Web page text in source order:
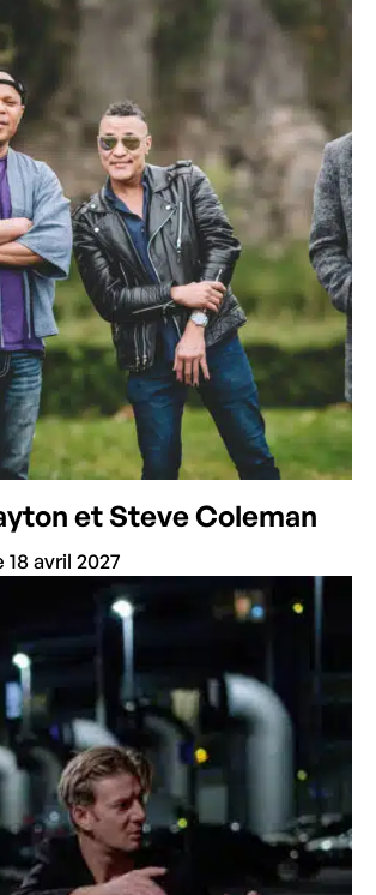
et Steve Coleman
avril 2027